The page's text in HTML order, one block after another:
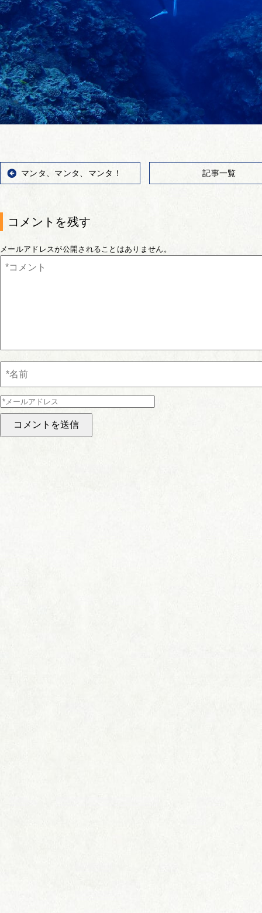
マンタ、マンタ、マンタ！ 記事一覧
コメントを残す
メールアドレスが公開されることはありません。